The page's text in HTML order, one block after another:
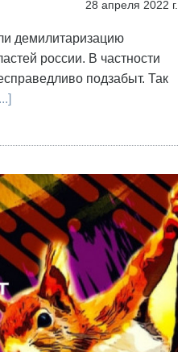
28 апреля 2022 г.
демилитаризацию
россии. В частности
подзабыт. Так